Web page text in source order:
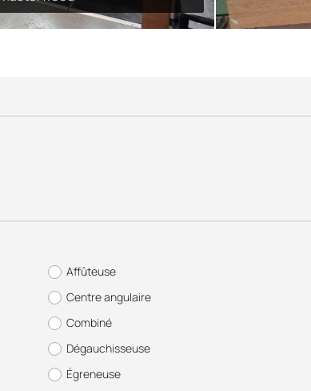
Affûteuse
Centre angulaire
Combiné
Dégauchisseuse
Égreneuse